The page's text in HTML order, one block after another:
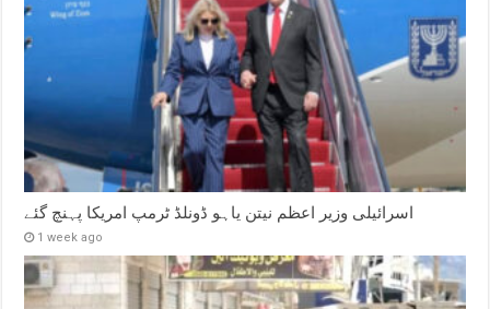
اسرائیلی وزیر اعظم نیتن یاہو ڈونلڈ ٹرمپ امریکا پہنچ گئے
1 week ago